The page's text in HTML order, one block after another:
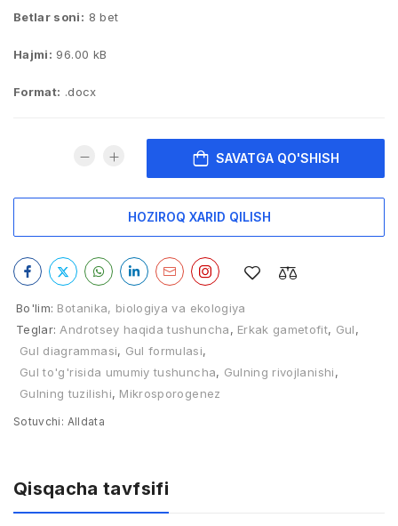
Betlar soni: 8 bet
Hajmi: 96.00 kB
Format: .docx
SAVATGA QO'SHISH
HOZIROQ XARID QILISH
Bo'lim: Botanika, biologiya va ekologiya
Teglar: Androtsey haqida tushuncha, Erkak gametofit, Gul,
Gul diagrammasi, Gul formulasi,
Gul tо'g'risida umumiy tushuncha, Gulning rivojlanishi,
Gulning tuzilishi, Mikrosporogenez
Sotuvchi: Alldata
Qisqacha tavfsifi